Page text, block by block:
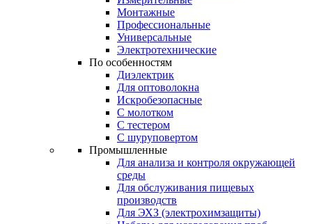
Монтажные
Профессиональные
Универсальные
Электротехнические
По особенностям
Диэлектрик
Для оптоволокна
Искробезопасные
С молотком
С тестером
С шуруповертом
Промышленные
Для анализа и контроля окружающей
среды
Для обслуживания пищевых
производств
Для ЭХЗ (электрохимзащиты)